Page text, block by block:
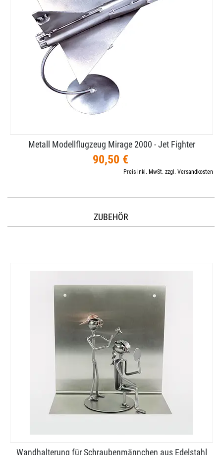
Metall Modellflugzeug Mirage 2000 - Jet Fighter
90,50 €
Preis inkl. MwSt. zzgl. Versandkosten
ZUBEHÖR
Wandhalterung für Schraubenmännchen aus Edelstahl